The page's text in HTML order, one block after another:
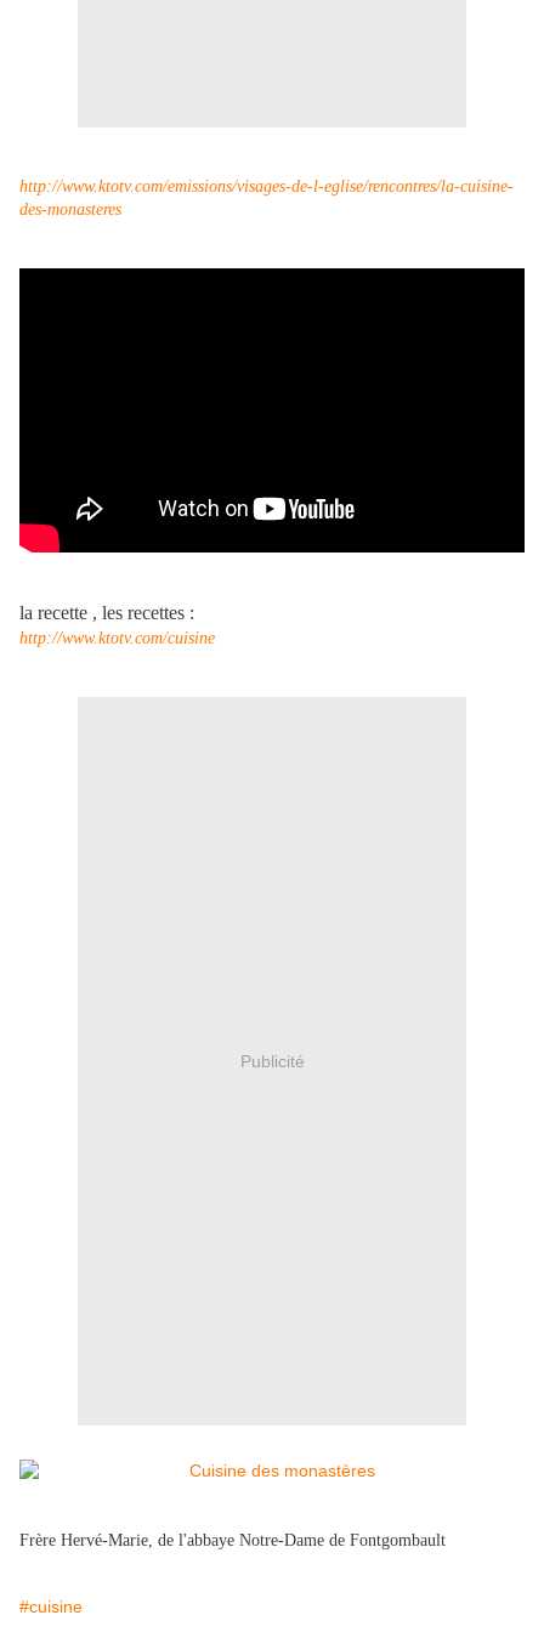
http://www.ktotv.com/emissions/visages-de-l-eglise/rencontres/la-cuisine-
des-monasteres
la recette , les recettes :
http://www.ktotv.com/cuisine
Publicité
Frère Hervé-Marie, de l'abbaye Notre-Dame de Fontgombault
#cuisine